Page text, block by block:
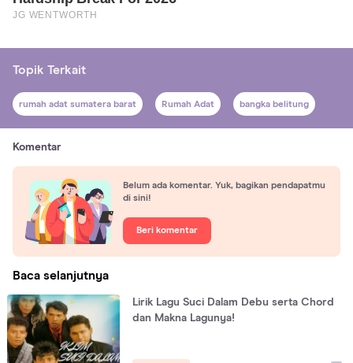
Topik Terkait
rumah adat sumatera barat Rumah Adat bangka belitung
Komentar
Belum ada komentar. Yuk, bagikan pendapatmu
di sini!
Beri komentar
Baca selanjutnya
Lirik Lagu Suci Dalam Debu serta Chord
dan Makna Lagunya!